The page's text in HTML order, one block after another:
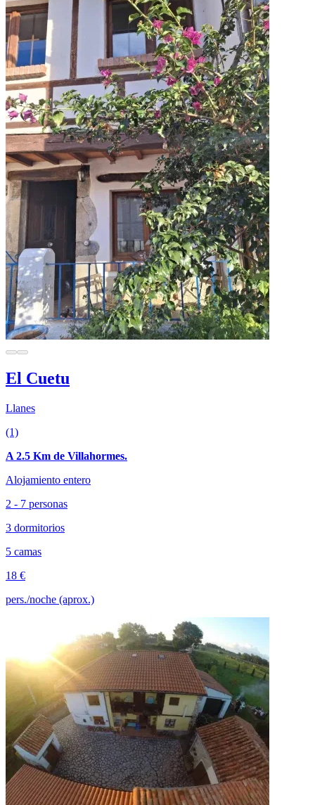
El Cuetu
Llanes
(1)
A 2.5 Km de Villahormes.
Alojamiento entero
2 - 7 personas
3 dormitorios
5 camas
18 €
pers./noche (aprox.)